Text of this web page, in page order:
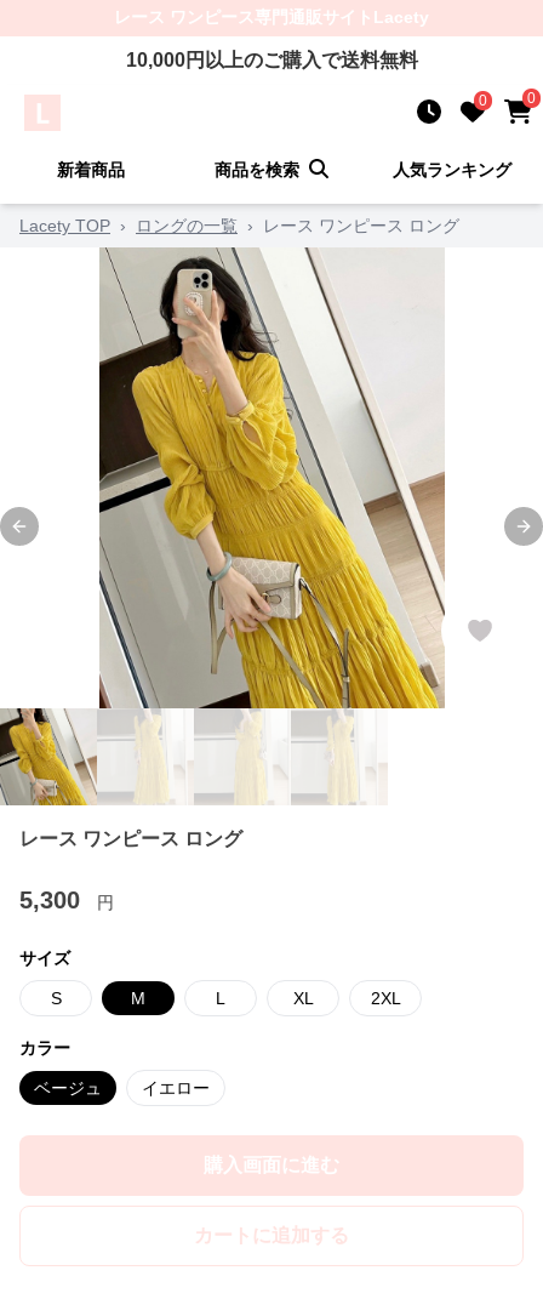
レース ワンピース専門通販サイト Lacety
10,000円以上のご購入で送料無料
0 0
新着商品 商品を検索 人気ランキング
Lacety TOP › ロングの一覧 › レース ワンピース ロング
Previous slide
レース ワンピース ロング
5,300 円
サイズ
S M L XL 2XL
カラー
ベージュ イエロー
購入画面に進む
カートに追加する